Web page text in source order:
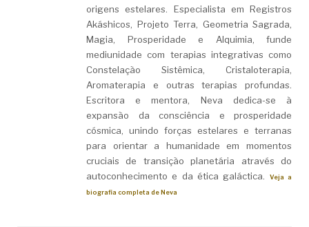
origens estelares. Especialista em Registros
Akáshicos, Projeto Terra, Geometria Sagrada,
Magia, Prosperidade e Alquimia, funde
mediunidade com terapias integrativas como
Constelação Sistêmica, Cristaloterapia,
Aromaterapia e outras terapias profundas.
Escritora e mentora, Neva dedica-se à
expansão da consciência e prosperidade
cósmica, unindo forças estelares e terranas
para orientar a humanidade em momentos
cruciais de transição planetária através do
autoconhecimento e da ética galáctica.
Veja a
biografia completa de Neva